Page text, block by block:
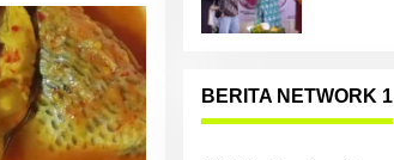
BERITA NETWORK 1